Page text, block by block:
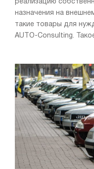
реализацию
назначения на
такие товары для
AUTO-Consulting.